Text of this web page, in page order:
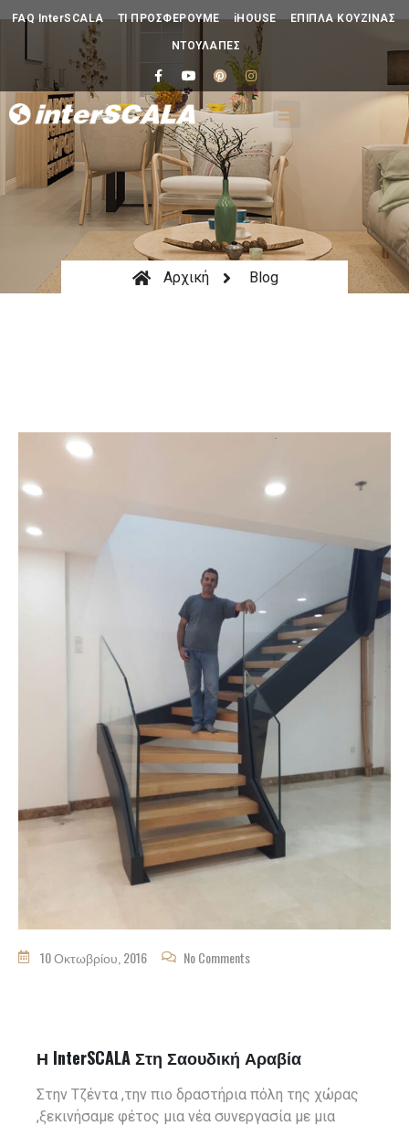
FAQ InterSCALA ΤΙ ΠΡΟΣΦΕΡΟΥΜΕ iHOUSE ΕΠΙΠΛΑ ΚΟΥΖΙΝΑΣ
ΝΤΟΥΛΑΠΕΣ
Αρχική Blog
10 Οκτωβρίου, 2016 No Comments
Η InterSCALA Στη Σαουδική Αραβία
Στην Τζέντα ,την πιο δραστήρια πόλη της χώρας
,ξεκινήσαμε φέτος μια νέα συνεργασία με μια